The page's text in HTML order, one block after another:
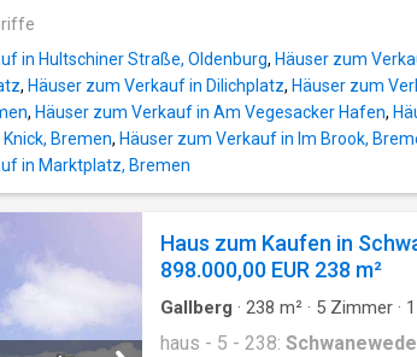
Küche. Der Wohnbereich im
zuvor nie vermietet und kaum
in Hultschiner Straße, Oldenburg, Häuser zum
, Häuser zum Verkauf in Dilichplatz, Häuser zum
, Häuser zum Verkauf in Am Vegesacker Hafen,
Bremen, Häuser zum Verkauf in Im Brook,
in Marktplatz, Bremen
Haus zum Kaufen in
898.000,00 EUR 238 m²
Gallberg · 238 m² · 5 Zimmer · 1
haus - 5 - 238: Schwanewede